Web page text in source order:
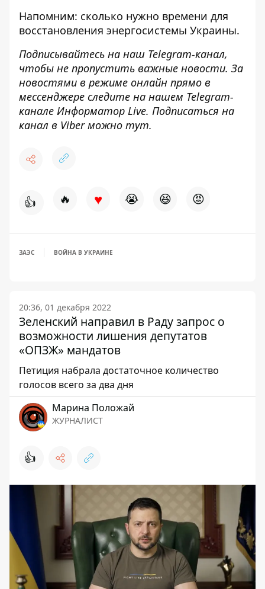
Напомним: сколько нужно времени для
восстановления энергосистемы Украины.
Подписывайтесь на наш Telegram-канал,
чтобы не пропустить важные новости. За
новостями в режиме онлайн прямо в
мессенджере следите на нашем Telegram-
канале Информатор Live. Подписаться на
канал в Viber можно тут.
👍 🔥 ♥ 😭 😆 😡
ЗАЭС ВОЙНА В УКРАИНЕ
20:36, 01 декабря 2022
Зеленский направил в Раду запрос о
возможности лишения депутатов
«ОПЗЖ» мандатов
Петиция набрала достаточное количество
голосов всего за два дня
Марина Положай
ЖУРНАЛИСТ
👍